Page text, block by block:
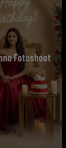
Fotoshoot